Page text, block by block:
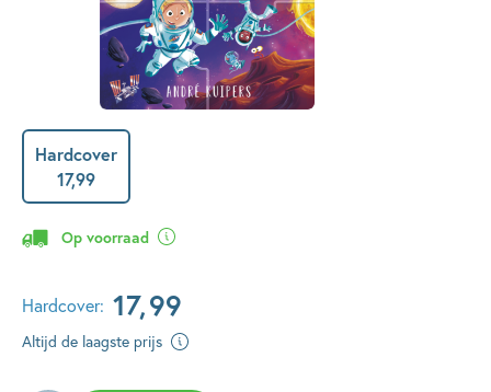
Hardcover
17,99
Op voorraad
Hardcover: 17,99
Altijd de laagste prijs